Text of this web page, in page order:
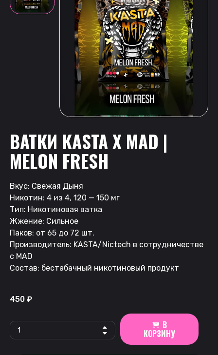
ВАТКИ KASTA X MAD |
MELON FRESH
Вкус: Свежая Дыня
Никотин: 4 из 4, 120 — 150 мг
Тип: Никотиновая ватка
Жжение: Сильное
Паков: от 65 до 72 шт.
Производитель: KASTA/Nictech в сотрудничестве
с MAD
Состав: бестабачный никотиновый продукт
450 ₽
В
КОРЗИНУ